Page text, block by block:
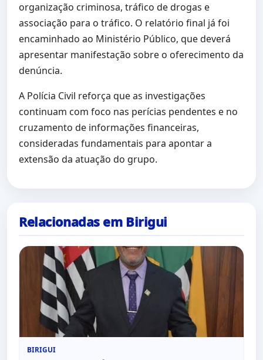
organização criminosa, tráfico de drogas e
associação para o tráfico. O relatório final já foi
encaminhado ao Ministério Público, que deverá
apresentar manifestação sobre o oferecimento da
denúncia.
A Polícia Civil reforça que as investigações
continuam com foco nas perícias pendentes e no
cruzamento de informações financeiras,
consideradas fundamentais para apontar a
extensão da atuação do grupo.
Relacionadas em Birigui
BIRIGUI